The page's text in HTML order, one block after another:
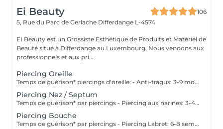
Ei Beauty
106
5, Rue du Parc de Gerlache Differdange L-4574
EI Beauty est un Grossiste Esthétique de Produits et Matériel de
Beauté situé à Differdange au Luxembourg, Nous vendons aux
professionnels et aux pri...
Piercing Oreille
Temps de guérison* piercings d'oreille: - Anti-tragus: 3-9 mois - Piercing de conque: 3-9 mois - Daithpiercing: 3-9 mois - Piercing helix: 3-9 mois - Perçage de fumée: 3-9 mois - Piercing douillet: 3-9 mois - Piercing Tragus: 3-9 mois - Piercing du lobe de l'oreille: 4-8 semaines *Notez également qu'il est indispensable de réaliser les soins quotidiennement pour que la cicatrisation se fasse dans les meilleures conditions. *La guérison est différente d'une personne à l'autre **Si vous êtes mineur, l'autorisation parentale est obligatoire. Industriel Piercing - Sous réserve d'évaluation
Piercing Nez / Septum
Temps de guérison* par piercings - Piercing aux narines: 3-4 semaines - Piercing septum: 4-8 semaines *Notez également qu'il est indispensable de réaliser les soins quotidiennement pour que la cicatrisation se fasse dans les meilleures conditions. *La guérison est différente d'une personne à l'autre **Si vous êtes mineur, l'autorisation parentale est obligatoire.
Piercing Bouche
Temps de guérison* par piercings - Piercing Labret: 6-8 semaines - Piercing des lèvres / côté: 6-8 semaines - Piercing de la lèvre supérieure: 2-3 mois - Piercing de la langue: 4-8 semaines *Notez également qu'il est indispensable de réaliser les soins quotidiennement pour que la cicatrisation se fasse dans les meilleures conditions. *La guérison est différente d'une personne à l'autre **Si vous êtes mineur, l'autorisation parentale est obligatoire.